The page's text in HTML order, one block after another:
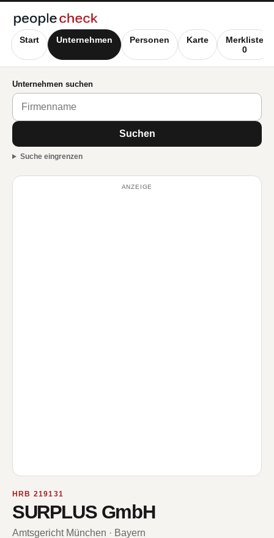
Start Unternehmen Personen Karte
Merkliste
0
Unternehmen suchen
Suchen
Suche eingrenzen
ANZEIGE
HRB 219131
SURPLUS GmbH
Amtsgericht München · Bayern